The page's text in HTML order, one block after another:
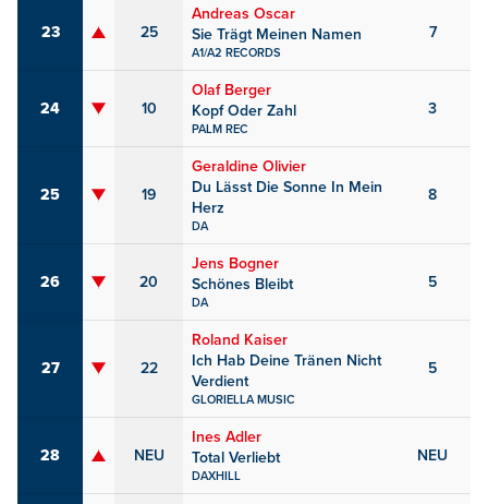
23 25
Andreas Oscar
Sie Trägt Meinen Namen
A1/A2 RECORDS
7
24 10
Olaf Berger
Kopf Oder Zahl
PALM REC
3
25 19
Geraldine Olivier
Du Lässt Die Sonne In Mein
Herz
DA
8
26 20
Jens Bogner
Schönes Bleibt
DA
5
27 22
Roland Kaiser
Ich Hab Deine Tränen Nicht
Verdient
GLORIELLA MUSIC
5
28 NEU
Ines Adler
Total Verliebt
DAXHILL
NEU